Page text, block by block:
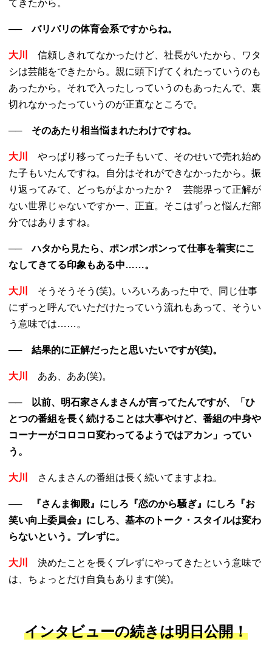
てきたから。
── バリバリの体育会系ですからね。
大川
信頼しきれてなかったけど、社長がいたから、ワタ
シは芸能をできたから。親に頭下げてくれたっていうのも
あったから。それで入ったしっていうのもあったんで、裏
切れなかったっていうのが正直なところで。
── そのあたり相当悩まれたわけですね。
大川
やっぱり移ってった子もいて、そのせいで売れ始め
た子もいたんですね。自分はそれができなかったから。振
り返ってみて、どっちがよかったか？ 芸能界って正解が
ない世界じゃないですかー、正直。そこはずっと悩んだ部
分ではありますね。
── ハタから見たら、ポンポンポンって仕事を着実にこ
なしてきてる印象もある中……。
大川
そうそうそう(笑)。いろいろあった中で、同じ仕事
にずっと呼んでいただけたっていう流れもあって、そうい
う意味では……。
── 結果的に正解だったと思いたいですが(笑)。
大川 ああ、ああ(笑)。
── 以前、明石家さんまさんが言ってたんですが、「ひ
とつの番組を長く続けることは大事やけど、番組の中身や
コーナーがコロコロ変わってるようではアカン」ってい
う。
大川 さんまさんの番組は長く続いてますよね。
── 『さんま御殿』にしろ『恋のから騒ぎ』にしろ『お
笑い向上委員会』にしろ、基本のトーク・スタイルは変わ
らないという。ブレずに。
大川
決めたことを長くブレずにやってきたという意味で
は、ちょっとだけ自負もあります(笑)。
インタビューの続きは明日公開！